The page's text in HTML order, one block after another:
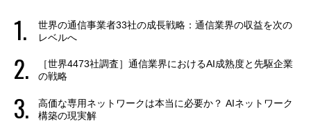
世界の通信事業者33社の成長戦略：通信業界の収益を次の
レベルへ
［世界4473社調査］通信業界におけるAI成熟度と先駆企業
の戦略
高価な専用ネットワークは本当に必要か？ AIネットワーク
構築の現実解